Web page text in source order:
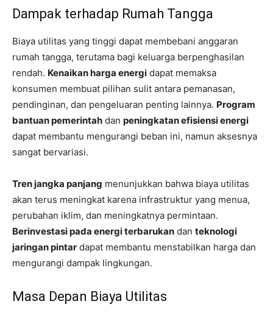
Dampak terhadap Rumah Tangga
Biaya utilitas yang tinggi dapat membebani anggaran
rumah tangga, terutama bagi keluarga berpenghasilan
rendah. Kenaikan harga energi dapat memaksa
konsumen membuat pilihan sulit antara pemanasan,
pendinginan, dan pengeluaran penting lainnya. Program
bantuan pemerintah dan peningkatan efisiensi energi
dapat membantu mengurangi beban ini, namun aksesnya
sangat bervariasi.
Tren jangka panjang menunjukkan bahwa biaya utilitas
akan terus meningkat karena infrastruktur yang menua,
perubahan iklim, dan meningkatnya permintaan.
Berinvestasi pada energi terbarukan dan teknologi
jaringan pintar dapat membantu menstabilkan harga dan
mengurangi dampak lingkungan.
Masa Depan Biaya Utilitas